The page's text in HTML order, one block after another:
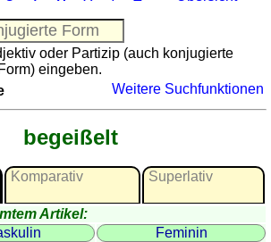
oder Partizip (auch konjugierte
eingeben.
Weitere Suchfunktionen
begeißelt
Komparativ Superlativ
Artikel:
Feminin